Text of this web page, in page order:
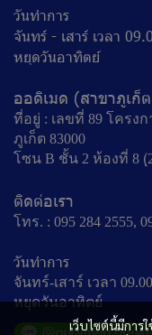
เว็บไซต์นี้มีการ
วันทำการ
จันทร์ - เสาร์ เวลา
หยุดวันอาทิตย์
ออดิเมด (สาขาภูเก็
ที่อยู่ : เลขที่ 89 โครง
ภูเก็ต 83000
โซน B ชั้น 2 ห้องที่ 8 (ฺ
ติดต่อเรา
โทร. : 095 284 2555,
วันทำการ
จันทร์-เสาร์ เวลา
หยุดวันอาทิตย์